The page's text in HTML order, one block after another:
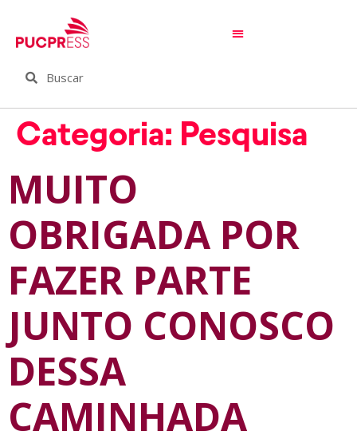
Categoria: Pesquisa
MUITO
OBRIGADA POR
FAZER PARTE
JUNTO CONOSCO
DESSA
CAMINHADA